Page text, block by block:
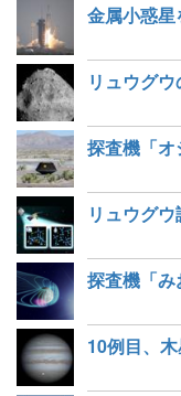
リュウグ
10例目、